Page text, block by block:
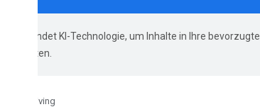
verwendet KI-Technologie, um Inhalte in Ihre
enthalten.
for Driving